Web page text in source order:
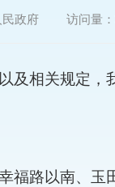
政府 访问量：
及相关规定
福路以南、玉